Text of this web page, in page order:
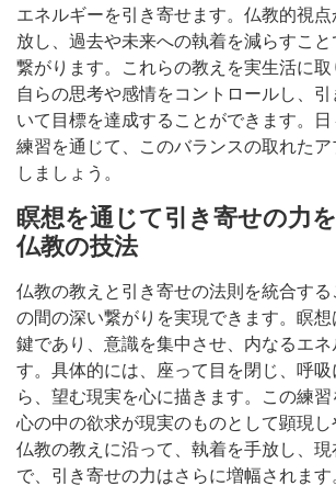
エネルギーを引き寄せます。仏教的視
放し、過去や未来への執着を減らすこと
繋がります。これらの教えを実生活に取
自らの思考や感情をコントロールし、
いて目標を達成することができます。
練習を通じて、このバランスの取れた
しましょう。
瞑想を通じて引き寄せの力
仏教の技法
仏教の教えと引き寄せの法則を統合す
の間の深い繋がりを実現できます。瞑
鍵であり、意識を集中させ、内なるエネ
す。具体的には、座って目を閉じ、呼
ら、望む現実を心に描きます。この練習
心の中の欲求が現実のものとして顕現し
仏教の教えに沿って、執着を手放し、現
で、引き寄せの力はさらに増幅されます